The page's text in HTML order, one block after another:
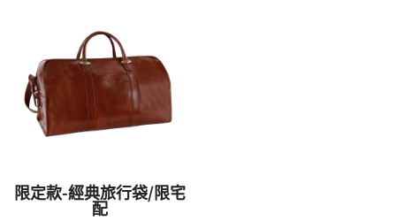
限定款-經典旅行袋/限宅
配